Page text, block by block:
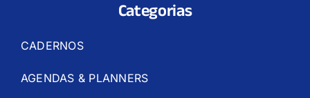
Categorias
CADERNOS
AGENDAS & PLANNERS